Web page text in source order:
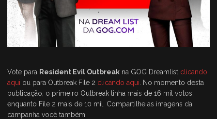
Vote para Resident Evil Outbreak na GOG Dreamlist clicando
aqui ou para Outbreak File 2 clicando aqui . No momento desta
publicação, o primeiro Outbreak tinha mais de 16 mil votos,
enquanto File 2 mais de 10 mil. Compartilhe as imagens da
campanha você também: